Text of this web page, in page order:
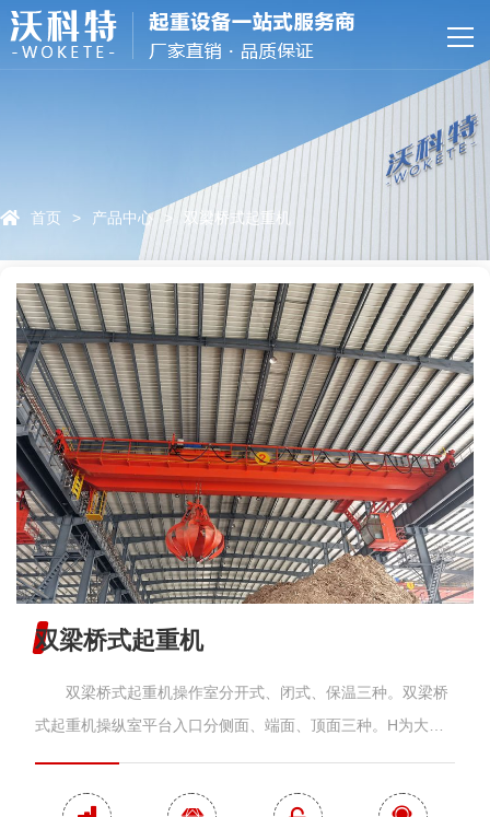
网站首页
新闻资讯
联系我们
首页 > 产品中心 > 双梁桥式起重机
双梁桥式起重机
双梁桥式起重机操作室分开式、闭式、保温三种。双梁桥
式起重机操纵室平台入口分侧面、端面、顶面三种。H为大车
时应注明工作环境的高、低气温及电源种类等技术要求。增加